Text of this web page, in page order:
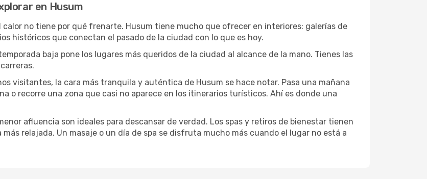
en Husum
calor no tiene por qué frenarte. Husum tiene mucho que ofrecer en interiores: galerías de
históricos que conectan el pasado de la ciudad con lo que es hoy.
baja pone los lugares más queridos de la ciudad al alcance de la mano. Tienes las
visitantes, la cara más tranquila y auténtica de Husum se hace notar. Pasa una mañana
o recorre una zona que casi no aparece en los itinerarios turísticos. Ahí es donde una
afluencia son ideales para descansar de verdad. Los spas y retiros de bienestar tienen
relajada. Un masaje o un día de spa se disfruta mucho más cuando el lugar no está a